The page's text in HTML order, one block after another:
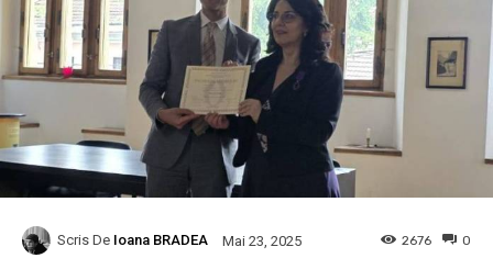
Scris De Ioana BRADEA Mai 23, 2025 0
2676